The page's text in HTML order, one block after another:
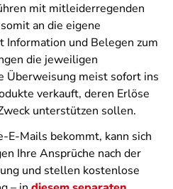
mit mitleiderregenden
an die eigene
Information und Belegen zum
die jeweiligen
Überweisung meist sofort ins
verkauft, deren Erlöse
unterstützen sollen.
Mails bekommt, kann sich
Ihre Ansprüche nach der
und stellen kostenlose